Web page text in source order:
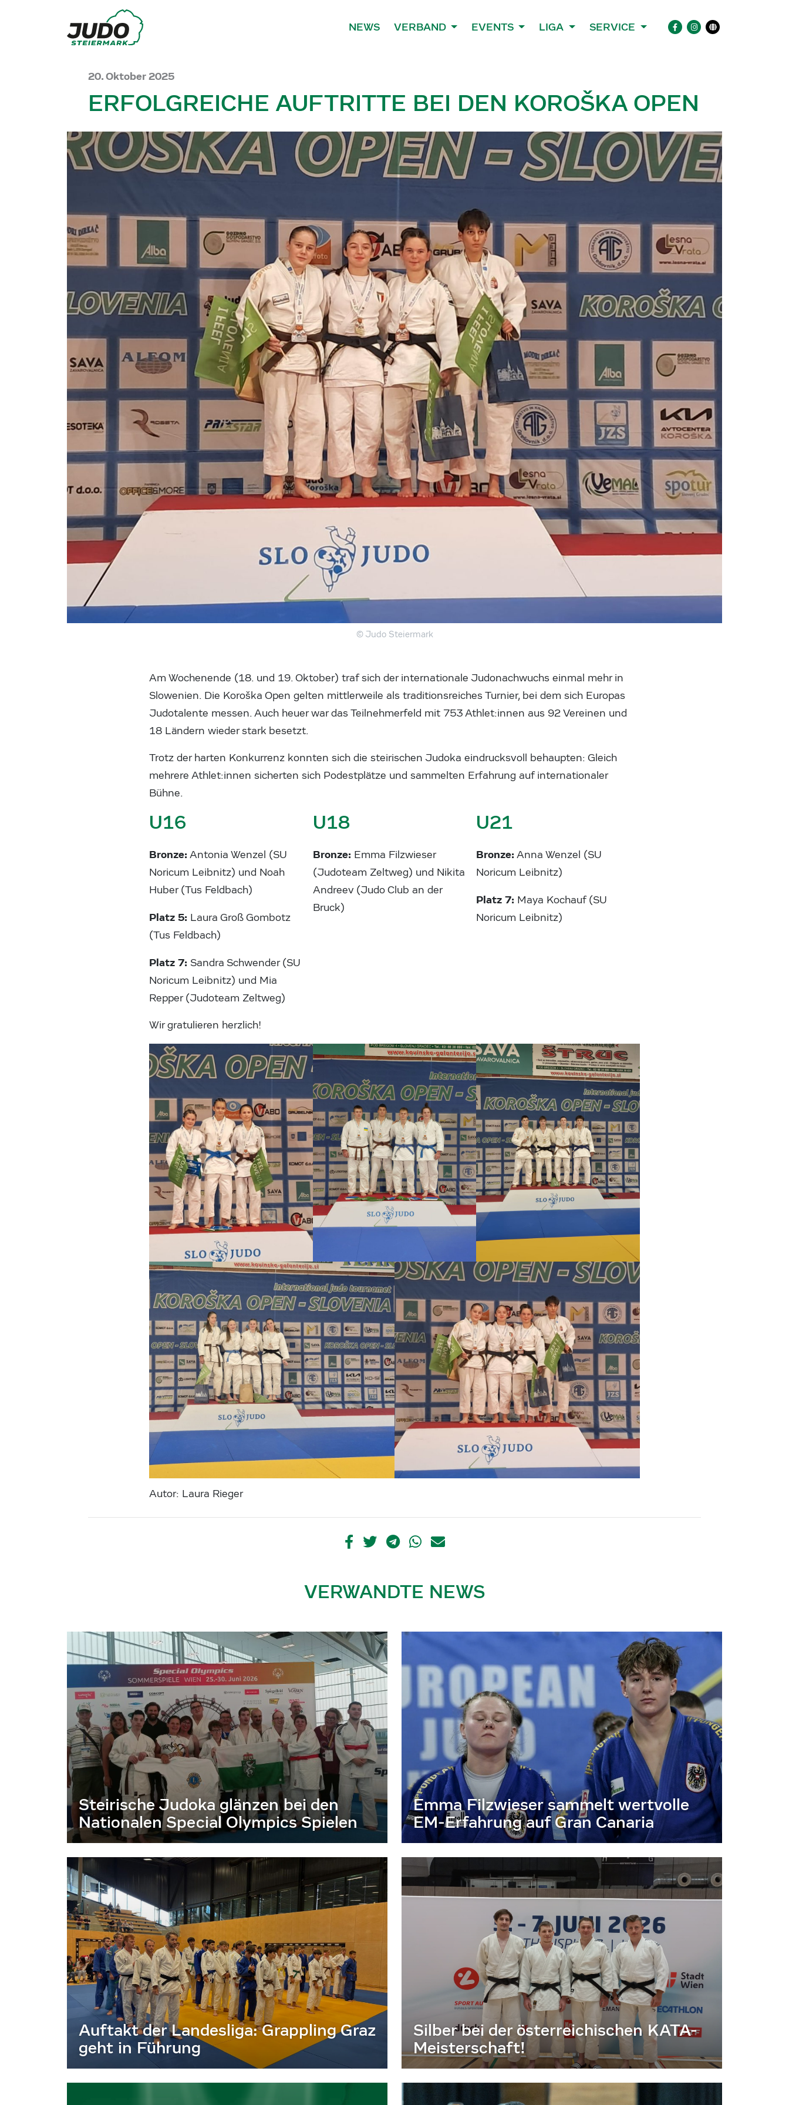
NEWS VERBAND EVENTS LIGA SERVICE
20. Oktober 2025
ERFOLGREICHE AUFTRITTE BEI DEN KOROŠKA OPEN
© Judo Steiermark
Am Wochenende (18. und 19. Oktober) traf sich der internationale Judonachwuchs einmal mehr in
Slowenien. Die Koroška Open gelten mittlerweile als traditionsreiches Turnier, bei dem sich Europas
Judotalente messen. Auch heuer war das Teilnehmerfeld mit 753 Athlet:innen aus 92 Vereinen und
18 Ländern wieder stark besetzt.
Trotz der harten Konkurrenz konnten sich die steirischen Judoka eindrucksvoll behaupten: Gleich
mehrere Athlet:innen sicherten sich Podestplätze und sammelten Erfahrung auf internationaler
Bühne.
U16
Bronze: Antonia Wenzel (SU
Noricum Leibnitz) und Noah
Huber (Tus Feldbach)
Platz 5: Laura Groß Gombotz
(Tus Feldbach)
Platz 7: Sandra Schwender (SU
Noricum Leibnitz) und Mia
Repper (Judoteam Zeltweg)
U18
Bronze: Emma Filzwieser
(Judoteam Zeltweg) und Nikita
Andreev (Judo Club an der
Bruck)
U21
Bronze: Anna Wenzel (SU
Noricum Leibnitz)
Platz 7: Maya Kochauf (SU
Noricum Leibnitz)
Wir gratulieren herzlich!
Autor: Laura Rieger
VERWANDTE NEWS
Steirische Judoka glänzen bei den
Nationalen Special Olympics Spielen
Emma Filzwieser sammelt wertvolle
EM-Erfahrung auf Gran Canaria
Auftakt der Landesliga: Grappling Graz
geht in Führung
Silber bei der österreichischen KATA-
Meisterschaft!